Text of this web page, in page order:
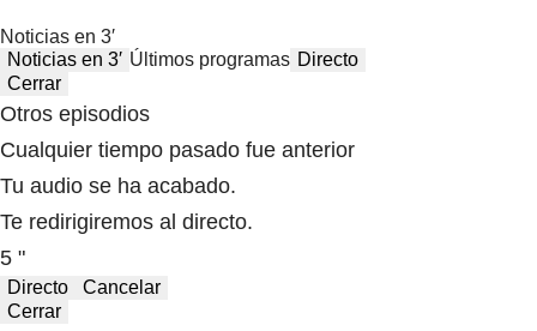
Noticias en 3′
Noticias en 3′ Últimos programas Directo
Cerrar
Otros episodios
Cualquier tiempo pasado fue anterior
Tu audio se ha acabado.
Te redirigiremos al directo.
5 "
Directo
Cancelar
Cerrar